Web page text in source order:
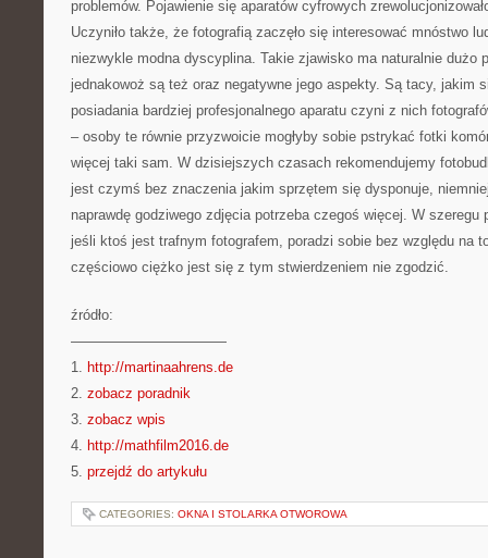
problemów. Pojawienie się aparatów cyfrowych
Uczyniło także, że fotografią zaczęło się interesować mnóstwo
niezwykle modna dyscyplina. Takie zjawisko ma naturalnie dużo
jednakowoż są też oraz negatywne jego aspekty. Są tacy, jakim
posiadania bardziej profesjonalnego aparatu czyni z nich
– osoby te równie przyzwoicie mogłyby sobie pstrykać fotki
więcej taki sam. W dzisiejszych czasach rekomendujemy
jest czymś bez znaczenia jakim sprzętem się dysponuje,
naprawdę godziwego zdjęcia potrzeba czegoś więcej. W szeregu
jeśli ktoś jest trafnym fotografem, poradzi sobie bez względu na
częściowo ciężko jest się z tym stwierdzeniem nie zgodzić.
źródło:
———————————
1. http://martinaahrens.de
2. zobacz poradnik
3. zobacz wpis
4. http://mathfilm2016.de
5. przejdź do artykułu
CATEGORIES: OKNA I STOLARKA OTWOROWA